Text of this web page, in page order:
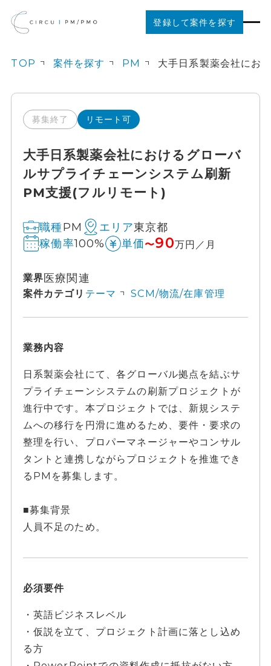
登録して案件を探す
ご利用の流れ
お役立ちコンテンツ
法人の方はこちら
TOP 案件を探す PM
募集終了 リモート可
大手日系製薬会社におけるグローバ
ルサプライチェーンシステム刷新
PM支援(フルリモート)
職種PM エリア東京都
稼働率100% 単価〜90万円／月
業界医療関連
案件カテゴリ テーマ SCM/物流/在庫管理
業務内容
日系製薬会社にて、各グローバル拠点を結ぶサ
プライチェーンシステムの刷新プロジェクトが
進行中です。本プロジェクトでは、新規システ
ムへの移行を円滑に進めるため、要件・要求の
整理を行い、プロパーマネージャーやコンサル
タントと連携しながらプロジェクトを推進でき
るPMを募集します。
■募集背景
人員不足のため。
必須要件
・英語ビジネスレベル
・仮説を立て、プロジェクト計画に落とし込め
る方